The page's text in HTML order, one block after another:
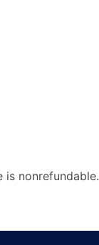
is nonrefundable.